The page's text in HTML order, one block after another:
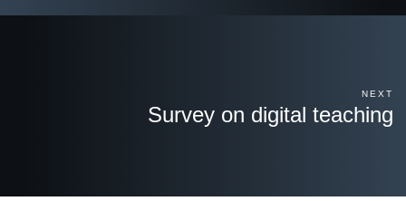
NEXT
Survey on digital teaching